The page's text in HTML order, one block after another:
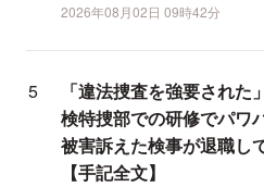
2026年08月02日 09時42分
「違法捜査を強要された
検特捜部での研修でパワ
被害訴えた検事が退職し
【手記全文】